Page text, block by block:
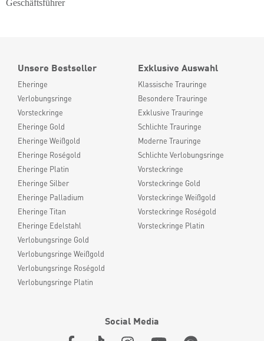
Geschäftsführer
Unsere Bestseller
Eheringe
Verlobungsringe
Vorsteckringe
Eheringe Gold
Eheringe Weißgold
Eheringe Roségold
Eheringe Platin
Eheringe Silber
Eheringe Palladium
Eheringe Titan
Eheringe Edelstahl
Verlobungsringe Gold
Verlobungsringe Weißgold
Verlobungsringe Roségold
Verlobungsringe Platin
Exklusive Auswahl
Klassische Trauringe
Besondere Trauringe
Exklusive Trauringe
Schlichte Trauringe
Moderne Trauringe
Schlichte Verlobungsringe
Vorsteckringe
Vorsteckringe Gold
Vorsteckringe Weißgold
Vorsteckringe Roségold
Vorsteckringe Platin
Social Media